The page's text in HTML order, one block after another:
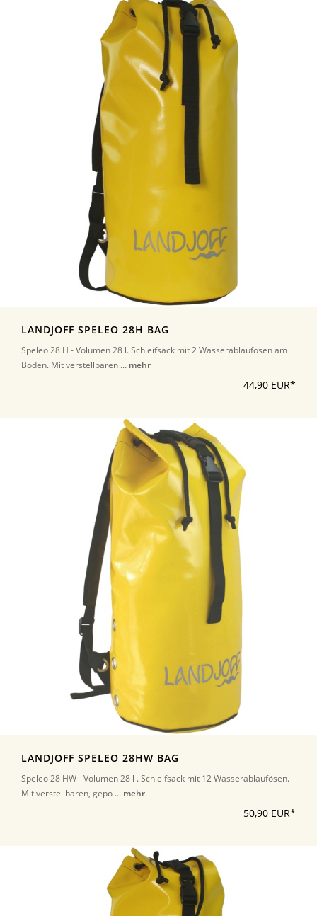
LANDJOFF SPELEO 28H BAG
Speleo 28 H - Volumen 28 l. Schleifsack mit 2 Wasserablaufösen am
Boden. Mit verstellbaren ... mehr
44,90 EUR*
LANDJOFF SPELEO 28HW BAG
Speleo 28 HW - Volumen 28 l . Schleifsack mit 12 Wasserablaufösen.
Mit verstellbaren, gepo ... mehr
50,90 EUR*